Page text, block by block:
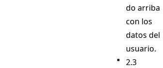
do arriba
con los
datos del
usuario.
2.3